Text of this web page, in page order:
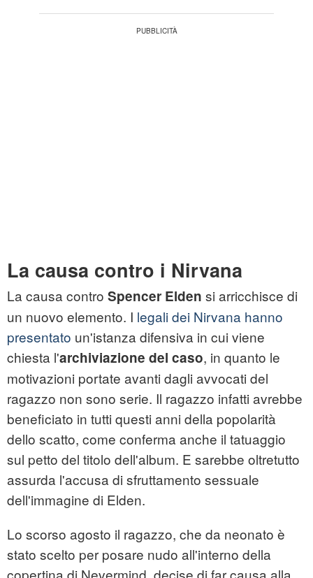
La causa contro i Nirvana
La causa contro Spencer Elden si arricchisce di
un nuovo elemento. I legali dei Nirvana hanno
presentato un'istanza difensiva in cui viene
chiesta l'archiviazione del caso, in quanto le
motivazioni portate avanti dagli avvocati del
ragazzo non sono serie. Il ragazzo infatti avrebbe
beneficiato in tutti questi anni della popolarità
dello scatto, come conferma anche il tatuaggio
sul petto del titolo dell'album. E sarebbe oltretutto
assurda l'accusa di sfruttamento sessuale
dell'immagine di Elden.
Lo scorso agosto il ragazzo, che da neonato è
stato scelto per posare nudo all'interno della